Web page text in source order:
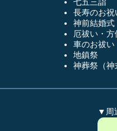
七五三詣
長寿のお祝
神前結婚式
厄祓い・方
車のお祓い
地鎮祭
神葬祭（神
▼周